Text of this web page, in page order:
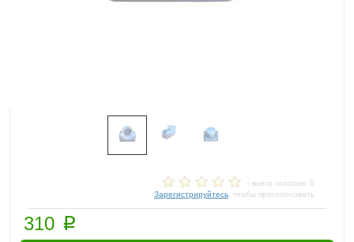
- всего голосов: 0
Зарегистрируйтесь , чтобы проголосовать
310 p